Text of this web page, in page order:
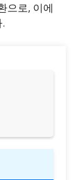
으로, 이에